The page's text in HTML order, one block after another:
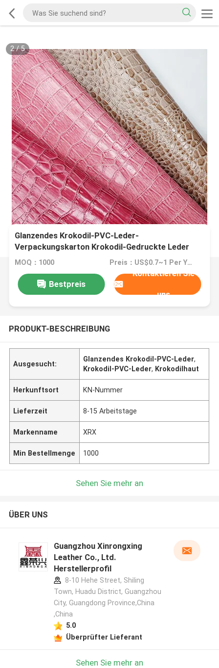
2/5
Glanzendes Krokodil-PVC-Leder-
Verpackungskarton Krokodil-Gedruckte Leder
MOQ：1000 Preis：US$0.7~1 Per Yard
Bestpreis
Kontaktieren Sie
uns
PRODUKT-BESCHREIBUNG
Ausgesucht:
Glanzendes Krokodil-PVC-Leder,
Krokodil-PVC-Leder, Krokodilhaut
Herkunftsort KN-Nummer
Lieferzeit 8-15 Arbeitstage
Markenname XRX
Min Bestellmenge 1000
Sehen Sie mehr an
ÜBER UNS
Guangzhou Xinrongxing
Leather Co., Ltd.
Herstellerprofil
8-10 Hehe Street, Shiling
Town, Huadu District, Guangzhou
City, Guangdong Province,China
,China
5.0
Überprüfter Lieferant
Sehen Sie mehr an